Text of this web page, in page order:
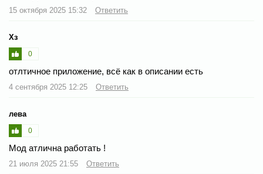
15 октября 2025 15:32 Ответить
Хз
0
отлтичное приложение, всё как в описании есть
4 сентября 2025 12:25 Ответить
лева
0
Мод атлична работать !
21 июля 2025 21:55 Ответить